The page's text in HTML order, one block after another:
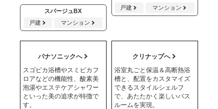
スパージュBX
戸建
マンション
戸建
マンション
パナソニックへ
スゴピカ浴槽やスミピカフ
ロアなどの機能性、酸素美
泡湯やエステケアシャワー
といった美の追求が特徴で
す。
クリナップへ
浴室丸ごと保温＆高断熱浴
槽と、配置をカスタマイズ
できるスタイルシェルフ
で、あたたかく楽しいバス
ルームを実現。